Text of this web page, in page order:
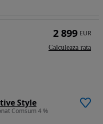
Style
Comsum 4 %
2 899 EUR
Calculeaza rata